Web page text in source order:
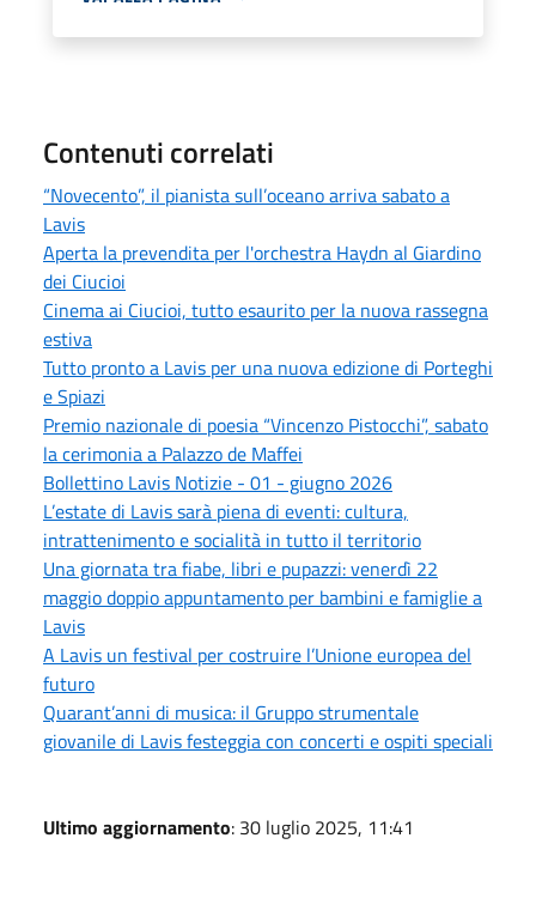
Contenuti correlati
“Novecento”, il pianista sull’oceano arriva sabato a
Lavis
Aperta la prevendita per l'orchestra Haydn al Giardino
dei Ciucioi
Cinema ai Ciucioi, tutto esaurito per la nuova rassegna
estiva
Tutto pronto a Lavis per una nuova edizione di Porteghi
e Spiazi
Premio nazionale di poesia “Vincenzo Pistocchi”, sabato
la cerimonia a Palazzo de Maffei
Bollettino Lavis Notizie - 01 - giugno 2026
L’estate di Lavis sarà piena di eventi: cultura,
intrattenimento e socialità in tutto il territorio
Una giornata tra fiabe, libri e pupazzi: venerdì 22
maggio doppio appuntamento per bambini e famiglie a
Lavis
A Lavis un festival per costruire l’Unione europea del
futuro
Quarant’anni di musica: il Gruppo strumentale
giovanile di Lavis festeggia con concerti e ospiti speciali
Ultimo aggiornamento: 30 luglio 2025, 11:41